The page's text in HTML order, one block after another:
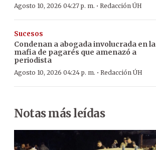
Agosto 10, 2026 04:27 p. m. · Redacción ÚH
Sucesos
Condenan a abogada involucrada en la
mafia de pagarés que amenazó a
periodista
Agosto 10, 2026 04:24 p. m. · Redacción ÚH
Notas más leídas